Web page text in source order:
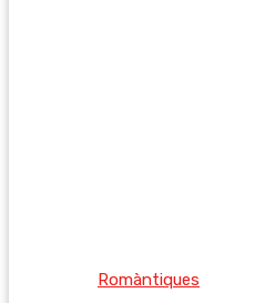
Romàntiques